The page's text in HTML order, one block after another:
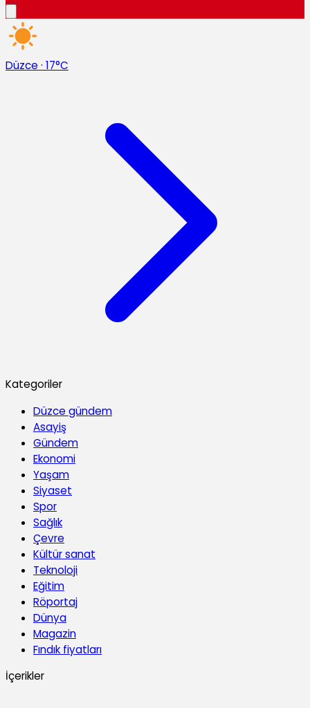
Düzce · 17°C
Kategoriler
Düzce gündem
Asayiş
Gündem
Ekonomi
Yaşam
Siyaset
Spor
Sağlık
Çevre
Kültür sanat
Teknoloji
Eğitim
Röportaj
Dünya
Magazin
Fındık fiyatları
İçerikler